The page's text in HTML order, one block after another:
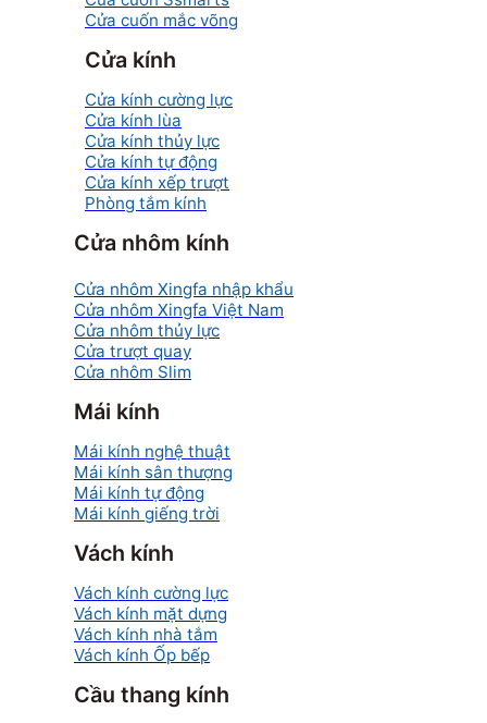
Cửa cuốn mắc võng
Cửa kính
Cửa kính cường lực
Cửa kính lùa
Cửa kính thủy lực
Cửa kính tự động
Cửa kính xếp trượt
Phòng tắm kính
Cửa nhôm kính
Cửa nhôm Xingfa nhập khẩu
Cửa nhôm Xingfa Việt Nam
Cửa nhôm thủy lực
Cửa trượt quay
Cửa nhôm Slim
Mái kính
Mái kính nghệ thuật
Mái kính sân thượng
Mái kính tự động
Mái kính giếng trời
Vách kính
Vách kính cường lực
Vách kính mặt dựng
Vách kính nhà tắm
Vách kính Ốp bếp
Cầu thang kính